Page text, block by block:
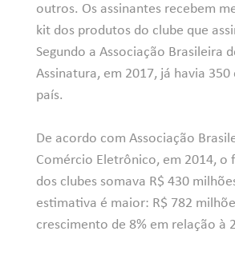
outros. Os assinantes recebem
kit dos produtos do clube que
Segundo a Associação Brasileira
Assinatura, em 2017, já havia 350
país.
De acordo com Associação
Comércio Eletrônico, em 2014, o
dos clubes somava R$ 430
estimativa é maior: R$ 782
crescimento de 8% em relação à